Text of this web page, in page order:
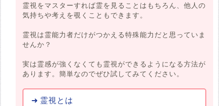
霊視をマスターすれば霊を見ることはもちろん、他人の
気持ちや考えを覗くこともできます。
霊視は霊能力者だけがつかえる特殊能力だと思っていま
せんか？
実は霊感が強くなくても霊視ができるようになる方法が
あります。簡単なのでぜひ試してみてください。
霊視とは